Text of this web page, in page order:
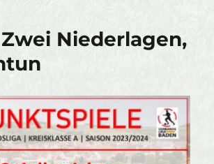
Niederlagen,